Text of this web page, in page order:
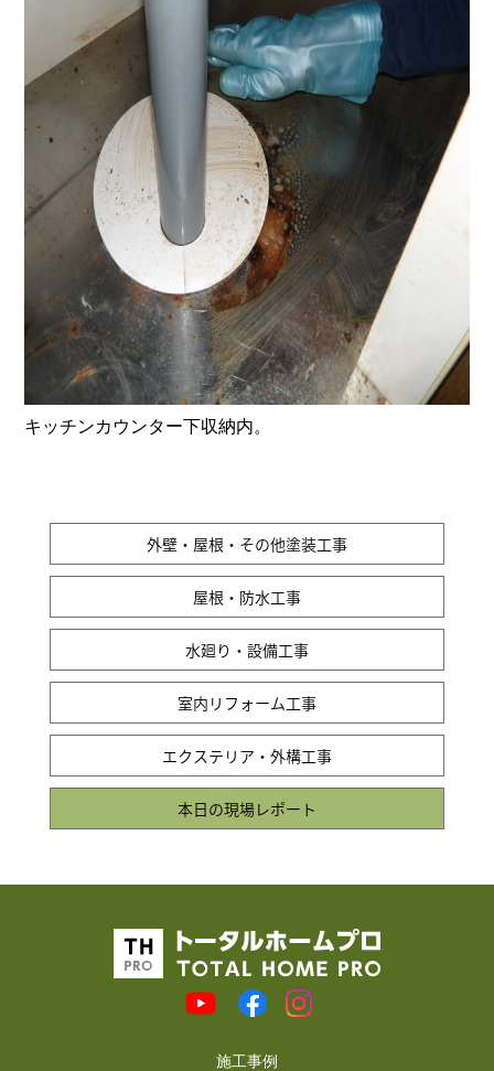
キッチンカウンター下収納内。
外壁・屋根・その他塗装工事
屋根・防水工事
水廻り・設備工事
室内リフォーム工事
エクステリア・外構工事
本日の現場レポート
施工事例